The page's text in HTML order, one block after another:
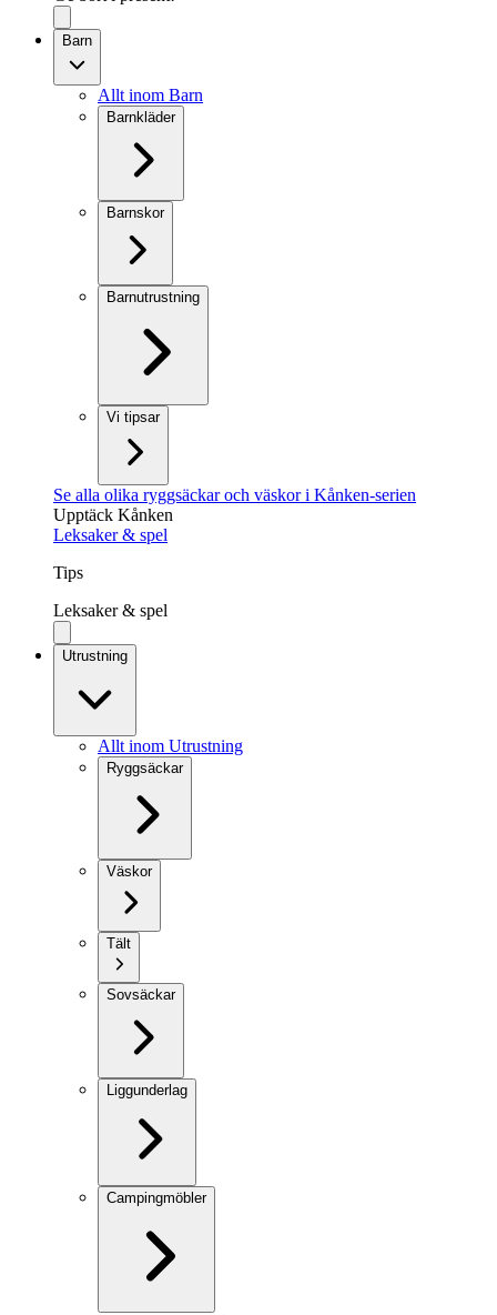
Barn
Allt inom Barn
Barnkläder
Barnskor
Barnutrustning
Vi tipsar
Se alla olika ryggsäckar och väskor i Kånken-serien
Upptäck Kånken
Leksaker & spel
Tips
Leksaker & spel
Utrustning
Allt inom Utrustning
Ryggsäckar
Väskor
Tält
Sovsäckar
Liggunderlag
Campingmöbler